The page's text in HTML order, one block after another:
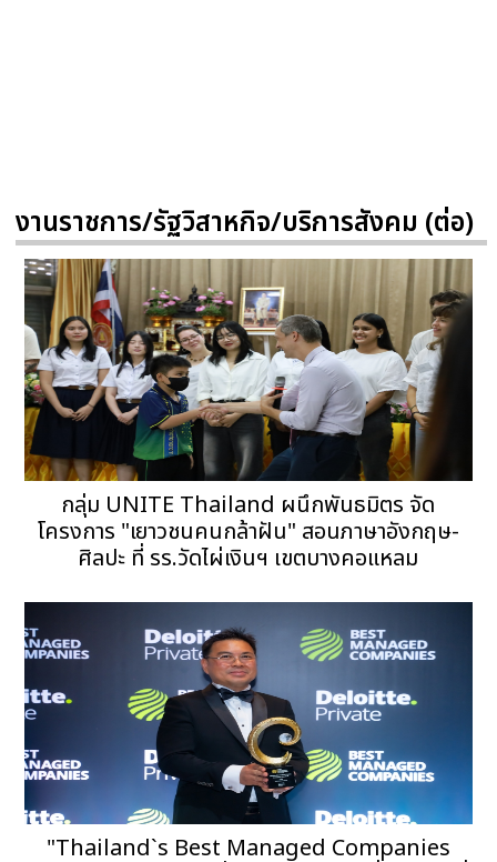
งานราชการ/รัฐวิสาหกิจ/บริการสังคม (ต่อ)
กลุ่ม UNITE Thailand ผนึกพันธมิตร จัด
โครงการ "เยาวชนคนกล้าฝัน" สอนภาษาอังกฤษ-
ศิลปะ ที่ รร.วัดไผ่เงินฯ เขตบางคอแหลม
"Thailand`s Best Managed Companies